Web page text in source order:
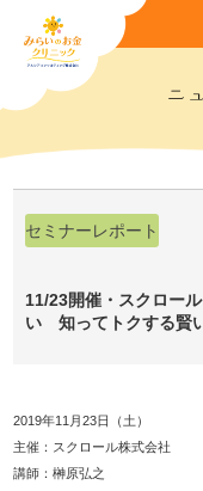
セミナーレポート
11/23開催・スクロー
い 知ってトクする賢
2019年11月23日（土）
主催：スクロール株式会社
講師：榊原弘之